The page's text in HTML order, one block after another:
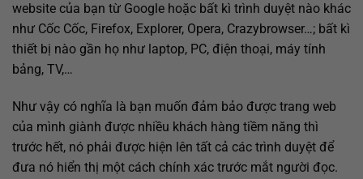
website của bạn từ Google hoặc bất kì trình duyệt nào khác
như Cốc Cốc, Firefox, Explorer, Opera, Crazybrowser…; bất kì
thiết bị nào gần họ như laptop, PC, điện thoại, máy tính
bảng, TV,…
Như vậy có nghĩa là bạn muốn đảm bảo được trang web
của mình giành được nhiều khách hàng tiềm năng thì
trước hết, nó phải được hiện lên tất cả các trình duyệt để
đưa nó hiển thị một cách chính xác trước mắt người đọc.